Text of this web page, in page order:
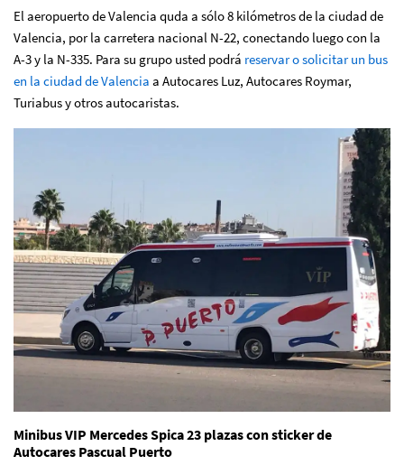
El aeropuerto de Valencia quda a sólo 8 kilómetros de la ciudad de
Valencia, por la carretera nacional N-22, conectando luego con la
A-3 y la N-335. Para su grupo usted podrá reservar o solicitar un bus
en la ciudad de Valencia a Autocares Luz, Autocares Roymar,
Turiabus y otros autocaristas.
Minibus VIP Mercedes Spica 23 plazas con sticker de
Autocares Pascual Puerto